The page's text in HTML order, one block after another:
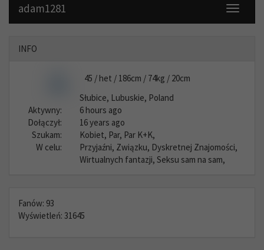
Toggle
adam1281
INFO
45 / het / 186cm / 74kg / 20cm
Słubice, Lubuskie, Poland
Aktywny:
6 hours ago
Dołączył:
16 years ago
Szukam:
Kobiet, Par, Par K+K,
W celu:
Przyjaźni, Związku, Dyskretnej Znajomości,
Wirtualnych fantazji, Seksu sam na sam,
Fanów: 93
Wyświetleń: 31645